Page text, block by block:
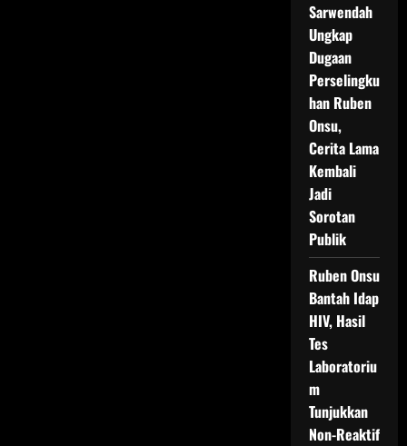
Sarwendah
Ungkap
Dugaan
Perselingku
han Ruben
Onsu,
Cerita Lama
Kembali
Jadi
Sorotan
Publik
Ruben Onsu
Bantah Idap
HIV, Hasil
Tes
Laboratoriu
m
Tunjukkan
Non-Reaktif